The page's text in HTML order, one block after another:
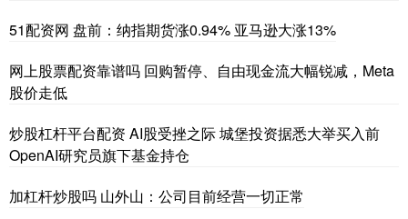
51配资网 盘前：纳指期货涨0.94% 亚马逊大涨13%
网上股票配资靠谱吗 回购暂停、自由现金流大幅锐减，Meta
股价走低
炒股杠杆平台配资 AI股受挫之际 城堡投资据悉大举买入前
OpenAI研究员旗下基金持仓
加杠杆炒股吗 山外山：公司目前经营一切正常